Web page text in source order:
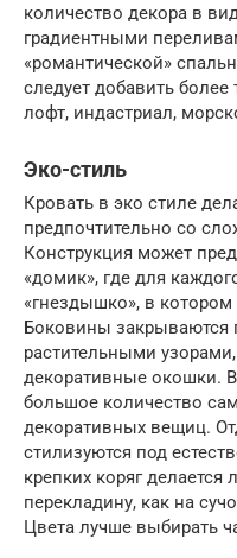
количество декора в
градиентными
«романтической»
следует добавить
лофт, индастриал,
Эко-стиль
Кровать в эко стиле
предпочтительно со
Конструкция может
«домик», где для
«гнездышко», в
Боковины закрываются
растительными
декоративные окошки.
большое количество
декоративных вещиц.
стилизуются под
крепких коряг делается
перекладину, как на
Цвета лучше выбирать